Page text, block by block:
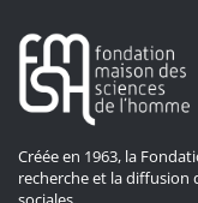
Créée en 1963, la
recherche et la diffusion